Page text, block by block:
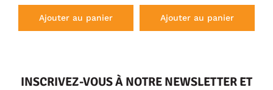
Ajouter au panier Ajouter au panier
INSCRIVEZ-VOUS À NOTRE NEWSLETTER ET